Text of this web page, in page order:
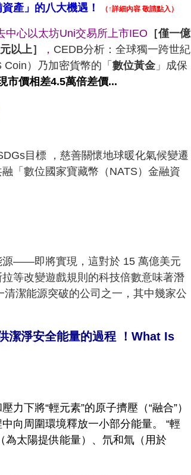
產」的八大機遇！
（↑詳細內容 敬請點入）
中心以太坊Uni交易所上市IEO ［僅一億
以上］ ， CEDB分析：全球獨一跨世紀
）乃加密貨幣的「 數位黃金 」成保
市價相差4.5萬倍差價...
目標 ， 慈善關懷地球暖化氣候變遷
「數位國家寶藏幣（NATS）金融資
——即將實現，這對於 15 萬億美元
等改變遊戲規則的科技倍數意味著潛
潔能源突破的公司之一，其中幾家公
潔淨安全能量的過程 ！What Is
下將“輕元素”的原子擠壓（“融合”）
向周圍環境釋放一小部分能量。 “輕
為太陽提供能量）、氘和氚（用於